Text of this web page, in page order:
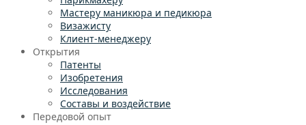
Мастеру маникюра и педикюра
Визажисту
Клиент-менеджеру
Открытия
Патенты
Изобретения
Исследования
Составы и воздействие
Передовой опыт